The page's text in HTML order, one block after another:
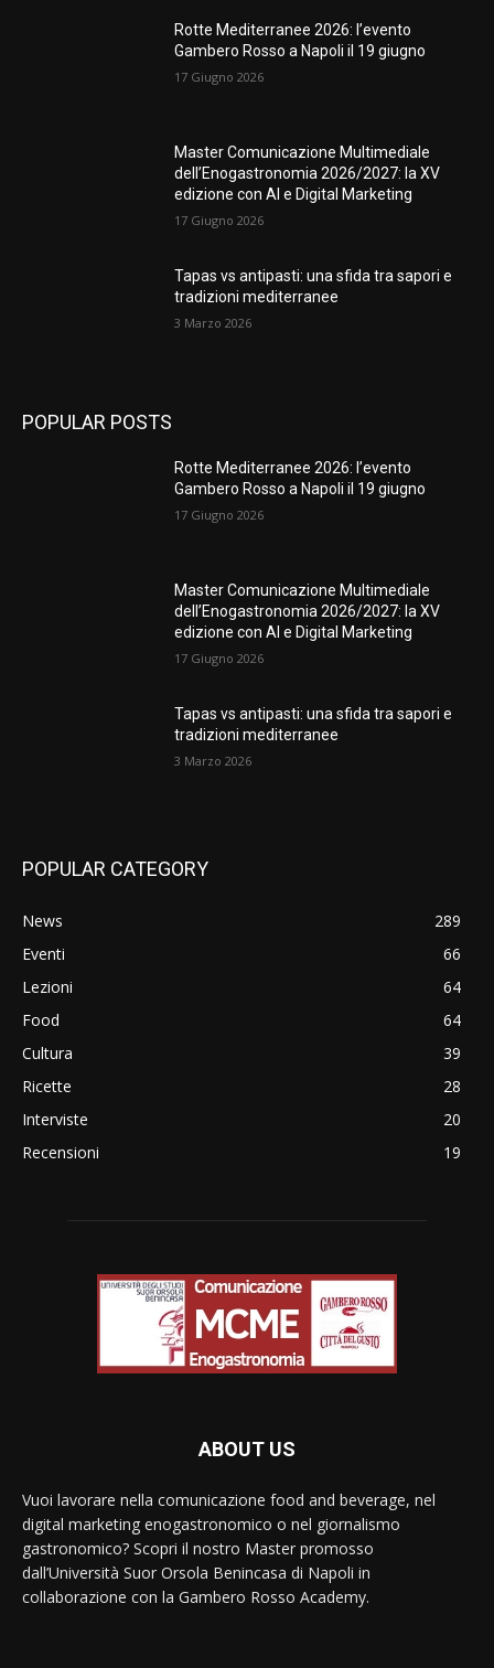
Rotte Mediterranee 2026: l’evento
Gambero Rosso a Napoli il 19 giugno
17 Giugno 2026
Master Comunicazione Multimediale
dell’Enogastronomia 2026/2027: la XV
edizione con AI e Digital Marketing
17 Giugno 2026
Tapas vs antipasti: una sfida tra sapori e
tradizioni mediterranee
3 Marzo 2026
POPULAR POSTS
Rotte Mediterranee 2026: l’evento
Gambero Rosso a Napoli il 19 giugno
17 Giugno 2026
Master Comunicazione Multimediale
dell’Enogastronomia 2026/2027: la XV
edizione con AI e Digital Marketing
17 Giugno 2026
Tapas vs antipasti: una sfida tra sapori e
tradizioni mediterranee
3 Marzo 2026
POPULAR CATEGORY
News
289
Eventi
66
Lezioni
64
Food
64
Cultura
39
Ricette
28
Interviste
20
Recensioni
19
ABOUT US
Vuoi lavorare nella comunicazione food and beverage, nel
digital marketing enogastronomico o nel giornalismo
gastronomico? Scopri il nostro Master promosso
dall’Università Suor Orsola Benincasa di Napoli in
collaborazione con la Gambero Rosso Academy.